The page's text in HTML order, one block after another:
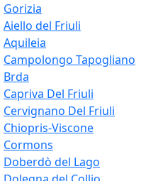
Gorizia
Aiello del Friuli
Aquileia
Campolongo Tapogliano
Brda
Capriva Del Friuli
Cervignano Del Friuli
Chiopris-Viscone
Cormons
Doberdò del Lago